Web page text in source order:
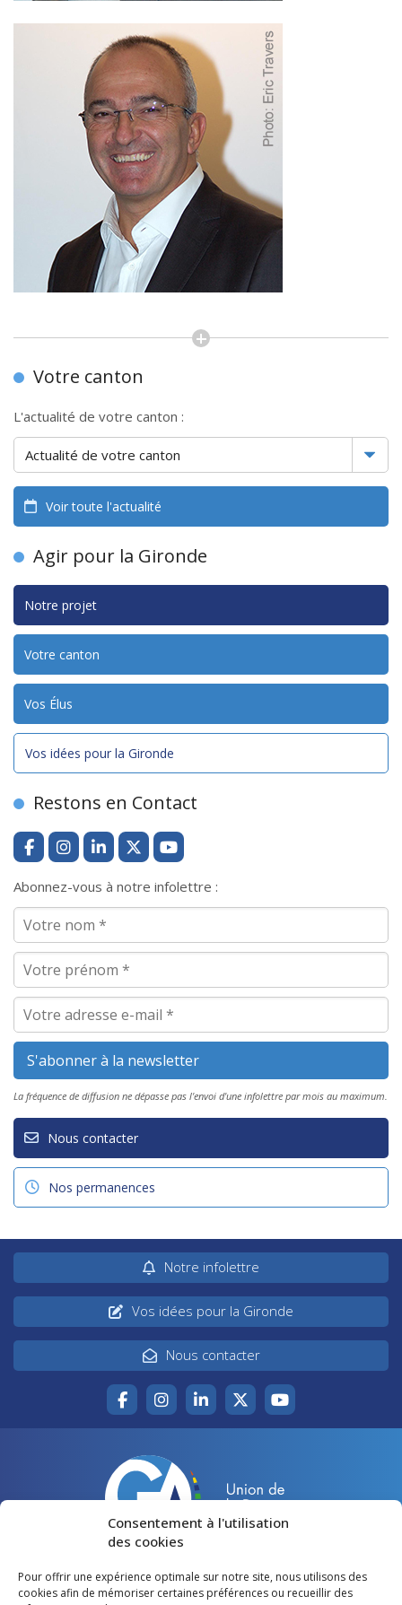
Consentement à l'utilisation
des cookies
Pour offrir une expérience optimale sur notre site, nous utilisons des
cookies afin de mémoriser certaines préférences ou recueillir des
Votre canton
L'actualité de votre canton :
Voir toute l'actualité
Agir pour la Gironde
Notre projet
Votre canton
Vos Élus
Vos idées pour la Gironde
Restons en Contact
Abonnez-vous à notre infolettre :
La fréquence de diffusion ne dépasse pas l'envoi d'une infolettre par mois au maximum.
Nous contacter
Nos permanences
Notre infolettre
Vos idées pour la Gironde
Nous contacter
Accueil Agir pour la Gironde